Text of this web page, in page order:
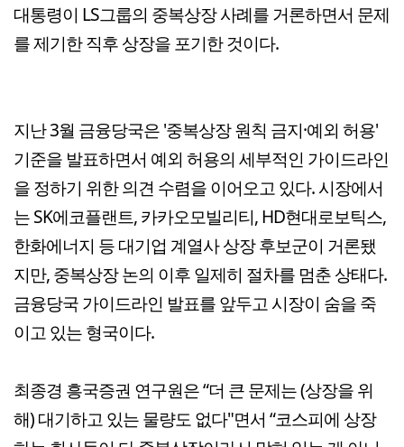
대통령이 LS그룹의 중복상장 사례를 거론하면서 문제
를 제기한 직후 상장을 포기한 것이다.
지난 3월 금융당국은 '중복상장 원칙 금지·예외 허용'
기준을 발표하면서 예외 허용의 세부적인 가이드라인
을 정하기 위한 의견 수렴을 이어오고 있다. 시장에서
는 SK에코플랜트, 카카오모빌리티, HD현대로보틱스,
한화에너지 등 대기업 계열사 상장 후보군이 거론됐
지만, 중복상장 논의 이후 일제히 절차를 멈춘 상태다.
금융당국 가이드라인 발표를 앞두고 시장이 숨을 죽
이고 있는 형국이다.
최종경 흥국증권 연구원은 “더 큰 문제는 (상장을 위
해) 대기하고 있는 물량도 없다"면서 “코스피에 상장